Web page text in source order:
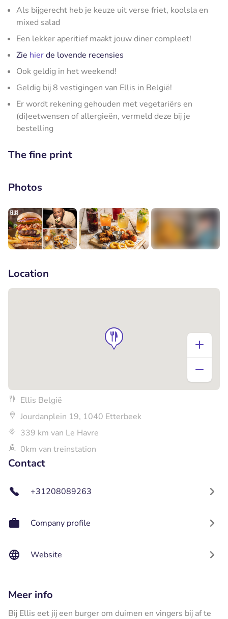
Als bijgerecht heb je keuze uit verse friet, koolsla en
mixed salad
Een lekker aperitief maakt jouw diner compleet!
Zie hierde lovende recensies
Ook geldig in het weekend!
Geldig bij 8 vestigingen van Ellis in België!
Er wordt rekening gehouden met vegetariërs en
(di)eetwensen of allergieën, vermeld deze bij je
bestelling
The fine print
Photos
Location
Ellis België
Jourdanplein 19, 1040 Etterbeek
339 km van Le Havre
0km van treinstation
Contact
+31208089263
Company profile
Website
Meer info
Bij Ellis eet jij een burger om duimen en vingers bij af te